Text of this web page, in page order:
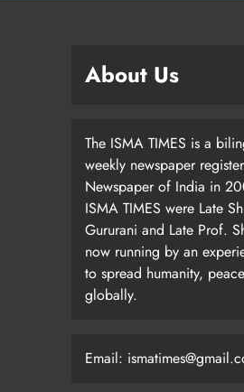
About Us
The ISMA TIMES is a
weekly newspaper
Newspaper of India in
ISMA TIMES were Late
Gururani and Late Prof.
now running by an
to spread humanity,
globally.
Email: